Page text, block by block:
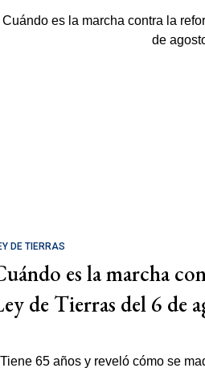
DE TIERRAS
es la marcha
de Tierras del 6 de